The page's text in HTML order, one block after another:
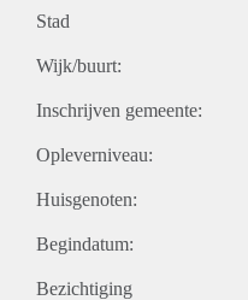
Stad
Wijk/buurt:
Inschrijven gemeente:
Opleverniveau:
Huisgenoten:
Begindatum:
Bezichtiging